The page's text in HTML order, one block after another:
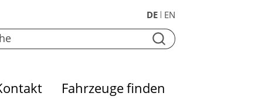
DE |EN
Fahrzeuge finden